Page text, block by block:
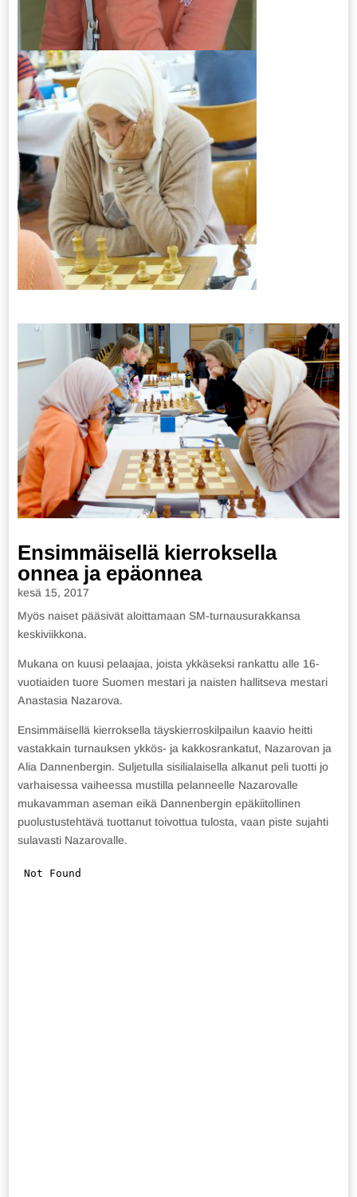
Ensimmäisellä kierroksella
onnea ja epäonnea
kesä 15, 2017
Myös naiset pääsivät aloittamaan SM-turnausurakkansa
keskiviikkona.
Mukana on kuusi pelaajaa, joista ykkäseksi rankattu alle 16-
vuotiaiden tuore Suomen mestari ja naisten hallitseva mestari
Anastasia Nazarova.
Ensimmäisellä kierroksella täyskierroskilpailun kaavio heitti
vastakkain turnauksen ykkös- ja kakkosrankatut, Nazarovan ja
Alia Dannenbergin. Suljetulla sisilialaisella alkanut peli tuotti jo
varhaisessa vaiheessa mustilla pelanneelle Nazarovalle
mukavamman aseman eikä Dannenbergin epäkiitollinen
puolustustehtävä tuottanut toivottua tulosta, vaan piste sujahti
sulavasti Nazarovalle.